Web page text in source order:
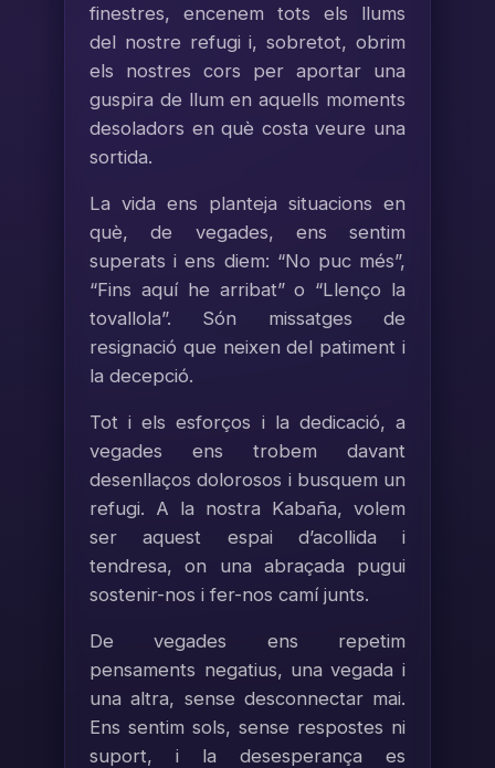
finestres, encenem tots els llums
del nostre refugi i, sobretot, obrim
els nostres cors per aportar una
guspira de llum en aquells moments
desoladors en què costa veure una
sortida.
La vida ens planteja situacions en
què, de vegades, ens sentim
superats i ens diem: “No puc més”,
“Fins aquí he arribat” o “Llenço la
tovallola”. Són missatges de
resignació que neixen del patiment i
la decepció.
Tot i els esforços i la dedicació, a
vegades ens trobem davant
desenllaços dolorosos i busquem un
refugi. A la nostra Kabaña, volem
ser aquest espai d’acollida i
tendresa, on una abraçada pugui
sostenir-nos i fer-nos camí junts.
De vegades ens repetim
pensaments negatius, una vegada i
una altra, sense desconnectar mai.
Ens sentim sols, sense respostes ni
suport, i la desesperança es